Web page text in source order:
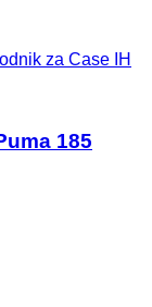
za Case IH
185